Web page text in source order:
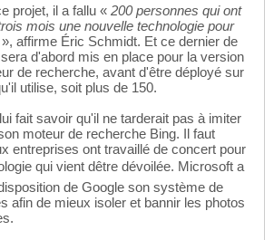
projet, il a fallu « 200 personnes qui ont
mois une nouvelle technologie pour
affirme Éric Schmidt. Et ce dernier de
d'abord mis en place pour la version
de recherche, avant d'être déployé sur
utilise, soit plus de 150.
fait savoir qu'il ne tarderait pas à imiter
moteur de recherche Bing. Il faut
entreprises ont travaillé de concert pour
qui vient dêtre dévoilée. Microsoft a
de Google son système de
afin de mieux isoler et bannir les photos